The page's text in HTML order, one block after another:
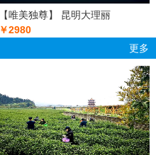
【唯美独尊】 昆明大理丽
￥2980
更多